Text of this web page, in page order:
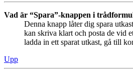
Vad är “Spara”-knappen i
Denna knapp låter dig spara
kan skriva klart och posta de vid
ladda in ett sparat utkast, gå till
Upp